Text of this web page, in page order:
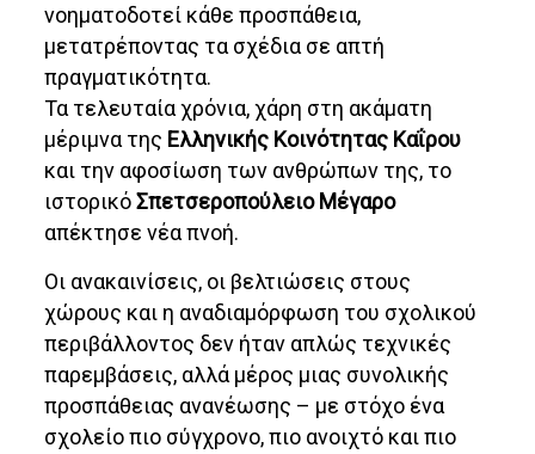
νοηματοδοτεί κάθε προσπάθεια,
μετατρέποντας τα σχέδια σε απτή
πραγματικότητα.
Τα τελευταία χρόνια, χάρη στη ακάματη
μέριμνα της Ελληνικής Κοινότητας Καΐρου
και την αφοσίωση των ανθρώπων της, το
ιστορικόΣπετσεροπούλειο Μέγαρο
απέκτησε νέα πνοή.
Οι ανακαινίσεις, οι βελτιώσεις στους
χώρους και η αναδιαμόρφωση του σχολικού
περιβάλλοντος δεν ήταν απλώς τεχνικές
παρεμβάσεις, αλλά μέρος μιας συνολικής
προσπάθειας ανανέωσης – με στόχο ένα
σχολείο πιο σύγχρονο, πιο ανοιχτό και πιο